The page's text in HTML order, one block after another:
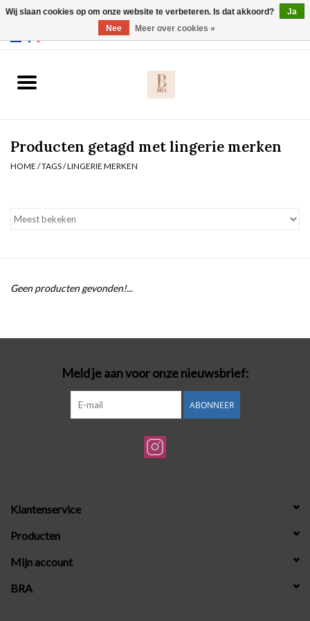
Slip
Nachtmode
Badmode
Lingerie-accessoires
Cadeaubonnen
Producten getagd met lingerie merken
HOME /TAGS/LINGERIE MERKEN
Geen producten gevonden!...
Meld je aan voor onze nieuwsbrief:
ABONNEER
Klantenservice
Producten
Mijn account
BRA
Wij slaan cookies op om onze website te verbeteren. Is dat akkoord?
Ja
Nee
Meer over cookies »
Webshop werkt met EU maten. .